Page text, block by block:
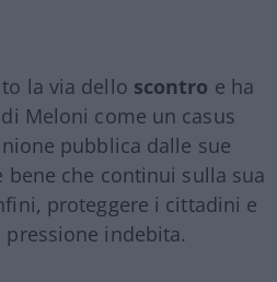
la via dello scontro e ha
Meloni come un casus
pubblica dalle sue
bene che continui sulla sua
proteggere i cittadini e
indebita.